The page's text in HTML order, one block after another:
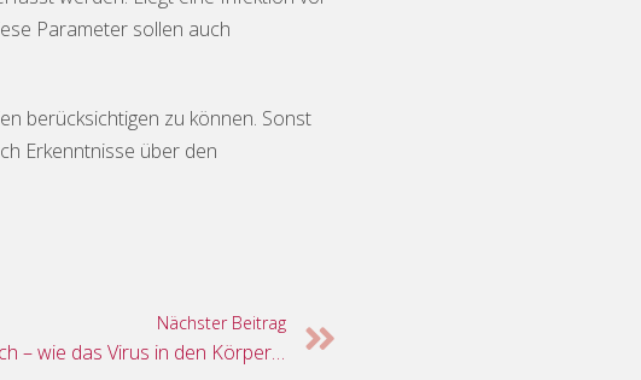
Parameter sollen auch
berücksichtigen zu können. Sonst
Erkenntnisse über den
Nächster Beitrag
Immer der Nase nach – wie das Virus in den Körper gelangt